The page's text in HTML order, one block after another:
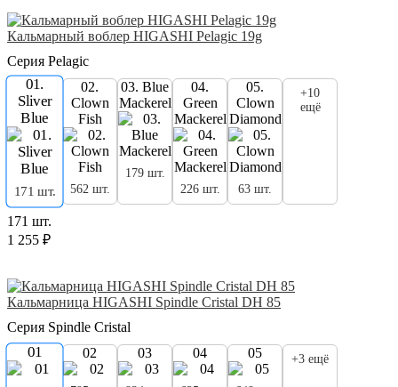
Кальмарный воблер HIGASHI Pelagic 19g
Серия Pelagic
01.
Sliver
Blue
171 шт.
02.
Clown
Fish
562 шт.
03. Blue
Mackerel
179 шт.
04.
Green
Mackerel
226 шт.
05.
Clown
Diamond
63 шт.
+10
ещё
171 шт.
1 255 ₽
Кальмарница HIGASHI Spindle Cristal DH 85
Серия Spindle Cristal
01 02 03 04 05 +3 ещё